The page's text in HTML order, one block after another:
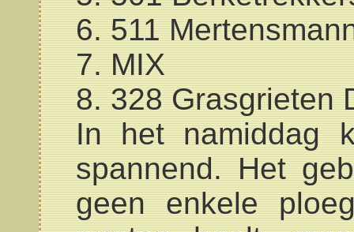
6. 511
7. MIX
8. 328 Grasgrieten
In het namiddag
spannend. Het
geen enkele